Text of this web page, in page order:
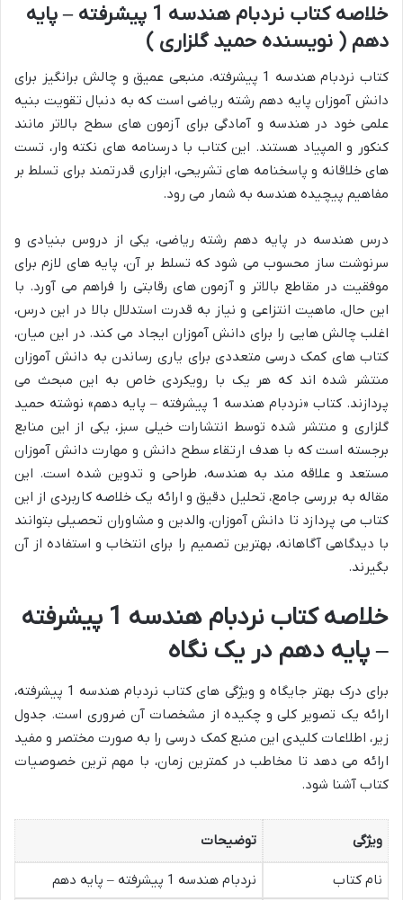
خلاصه کتاب نردبام هندسه 1 پیشرفته – پایه
دهم ( نویسنده حمید گلزاری )
کتاب نردبام هندسه 1 پیشرفته، منبعی عمیق و چالش برانگیز برای
دانش آموزان پایه دهم رشته ریاضی است که به دنبال تقویت بنیه
علمی خود در هندسه و آمادگی برای آزمون های سطح بالاتر مانند
کنکور و المپیاد هستند. این کتاب با درسنامه های نکته وار، تست
های خلاقانه و پاسخنامه های تشریحی، ابزاری قدرتمند برای تسلط بر
مفاهیم پیچیده هندسه به شمار می رود.
درس هندسه در پایه دهم رشته ریاضی، یکی از دروس بنیادی و
سرنوشت ساز محسوب می شود که تسلط بر آن، پایه های لازم برای
موفقیت در مقاطع بالاتر و آزمون های رقابتی را فراهم می آورد. با
این حال، ماهیت انتزاعی و نیاز به قدرت استدلال بالا در این درس،
اغلب چالش هایی را برای دانش آموزان ایجاد می کند. در این میان،
کتاب های کمک درسی متعددی برای یاری رساندن به دانش آموزان
منتشر شده اند که هر یک با رویکردی خاص به این مبحث می
پردازند. کتاب «نردبام هندسه 1 پیشرفته – پایه دهم» نوشته حمید
گلزاری و منتشر شده توسط انتشارات خیلی سبز، یکی از این منابع
برجسته است که با هدف ارتقاء سطح دانش و مهارت دانش آموزان
مستعد و علاقه مند به هندسه، طراحی و تدوین شده است. این
مقاله به بررسی جامع، تحلیل دقیق و ارائه یک خلاصه کاربردی از این
کتاب می پردازد تا دانش آموزان، والدین و مشاوران تحصیلی بتوانند
با دیدگاهی آگاهانه، بهترین تصمیم را برای انتخاب و استفاده از آن
بگیرند.
خلاصه کتاب نردبام هندسه 1 پیشرفته
– پایه دهم در یک نگاه
برای درک بهتر جایگاه و ویژگی های کتاب نردبام هندسه 1 پیشرفته،
ارائه یک تصویر کلی و چکیده از مشخصات آن ضروری است. جدول
زیر، اطلاعات کلیدی این منبع کمک درسی را به صورت مختصر و مفید
ارائه می دهد تا مخاطب در کمترین زمان، با مهم ترین خصوصیات
کتاب آشنا شود.
ویژگی توضیحات
نام کتاب
نردبام هندسه 1 پیشرفته – پایه دهم